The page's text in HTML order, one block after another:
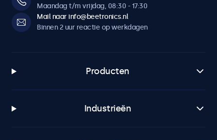
Maandag t/m vrijdag, 08:30 - 17:30
Mail naar info@beetronics.nl
Binnen 2 uur reactie op werkdagen
Producten
Industrieën